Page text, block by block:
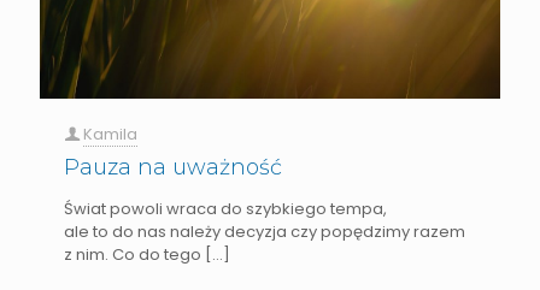
Kamila
Pauza na uważność
Świat powoli wraca do szybkiego tempa,
ale to do nas należy decyzja czy popędzimy razem
z nim. Co do tego […]